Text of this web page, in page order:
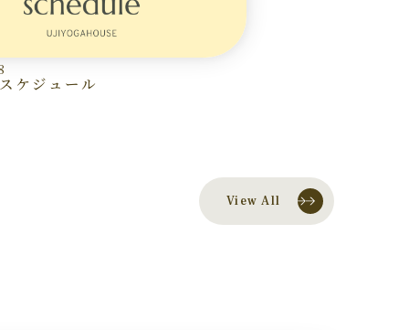
ケジュール
View All